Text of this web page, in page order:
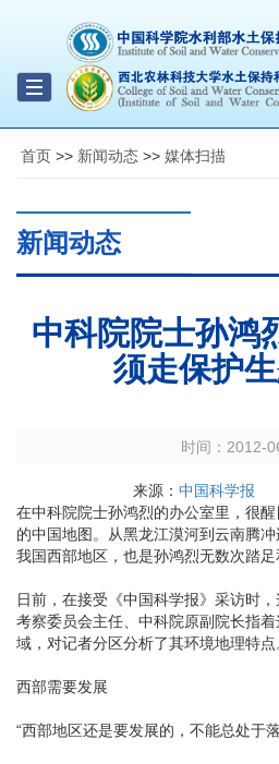
Toggle
navigation
首页 >> 新闻动态 >> 媒体扫描
新闻动态
中科院院士孙鸿
须走保护
时间： 2012-
来源： 中国科学报
在中科院院士孙鸿烈的办公室里，很
的中国地图。从黑龙江漠河到云南腾
我国西部地区，也是孙鸿烈无数次踏足
日前，在接受《中国科学报》采访时
考察委员会主任、中科院原副院长指
域，对记者分区分析了其环境地理特点
西部需要发展
“西部地区还是要发展的，不能总处于